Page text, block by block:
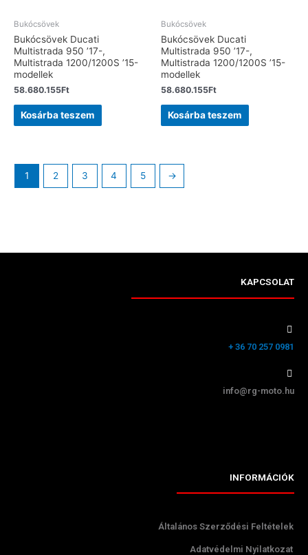
Bukócsövek
Bukócsövek Ducati
Multistrada 950 ’17-,
Multistrada 1200/1200S ’15-
modellek
58.680.155Ft
Kosárba teszem
Bukócsövek
Bukócsövek Ducati
Multistrada 950 ’17-,
Multistrada 1200/1200S ’15-
modellek
58.680.155Ft
Kosárba teszem
1 2 3 4 5 →
KAPCSOLAT
+ 36 70 257 0981
info@rg-moto.hu
INFORMÁCIÓK
Általános Szerződési Feltételek
Adatvédelmi Nyilatkozat